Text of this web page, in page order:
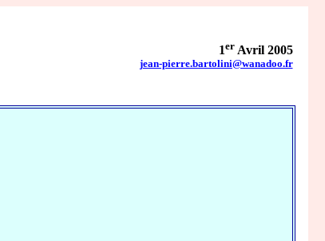
1erAvril 2005
jean-pierre.bartolini@wanadoo.fr